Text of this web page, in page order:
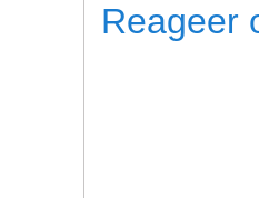
Reageer